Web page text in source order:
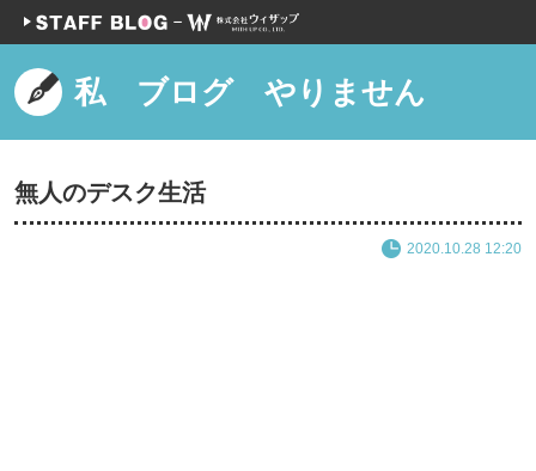
私 ブログ やりません
無人のデスク生活
2020.10.28 12:20